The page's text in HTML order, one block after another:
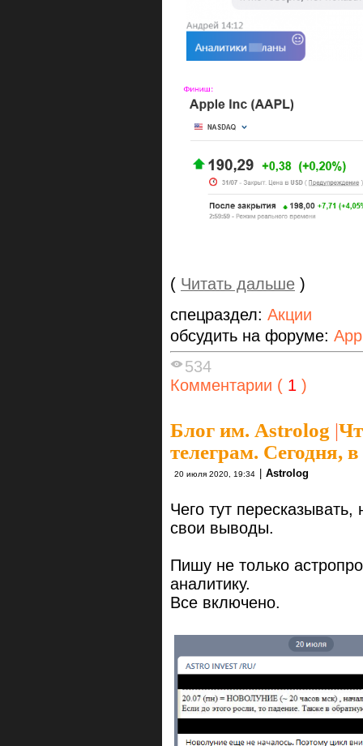
( Читать дальше )
спецраздел: Акции
обсудить на форуме:
534
Комментарии ( 1 )
Блог им. Astrolog |
телеграм. Сегодня,
20 июля 2020, 19:34 Astrolog
Чего тут
свои выводы.
Пишу не только
аналитику.
Все включено.